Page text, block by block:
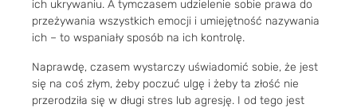
ich ukrywaniu. A tymczasem udzielenie sobie prawa do
przeżywania wszystkich emocji i umiejętność nazywania
ich – to wspaniały sposób na ich kontrolę.
Naprawdę, czasem wystarczy uświadomić sobie, że jest
się na coś złym, żeby poczuć ulgę i żeby ta złość nie
przerodziła się w długi stres lub agresję. I od tego jest